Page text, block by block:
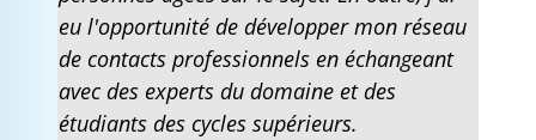
eu l'opportunité de développer mon réseau
de contacts professionnels en échangeant
avec des experts du domaine et des
étudiants des cycles supérieurs.